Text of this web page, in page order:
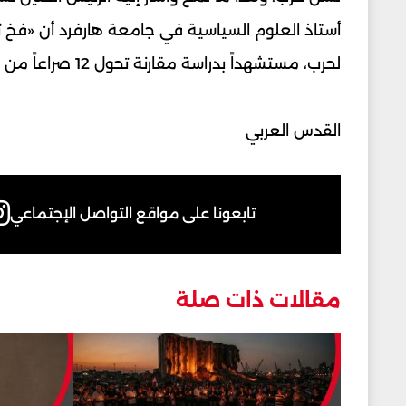
أستاذ العلوم السياسية في جامعة هارفرد أن
لحرب، مستشهداً بدراسة مقارنة تحول 12 صراعاً من 16 صراعاً خلال 500 عام إلى حروب!! هل ننجح بتجنب الانزلاق لحرب؟
القدس العربي
تابعونا على مواقع التواصل الإجتماعي
مقالات ذات صلة